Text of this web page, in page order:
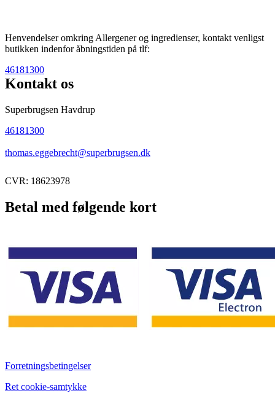
Henvendelser omkring Allergener og ingredienser, kontakt venligst
butikken indenfor åbningstiden på tlf:
46181300
Kontakt os
Superbrugsen Havdrup
46181300
thomas.eggebrecht@superbrugsen.dk
CVR: 18623978
Betal med følgende kort
Forretningsbetingelser
Ret cookie-samtykke